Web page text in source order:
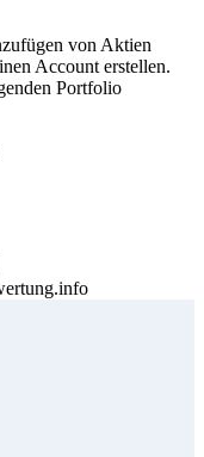
von Aktien
Account erstellen.
Portfolio